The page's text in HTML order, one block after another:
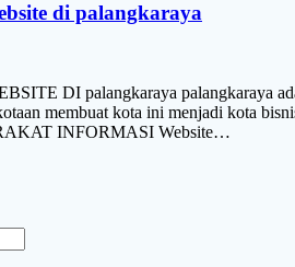
di palangkaraya
DI palangkaraya palangkaraya
membuat kota ini menjadi kota
INFORMASI Website…